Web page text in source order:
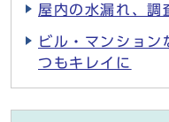
屋内の水漏れ、調
ビル・マンション
つもキレイに